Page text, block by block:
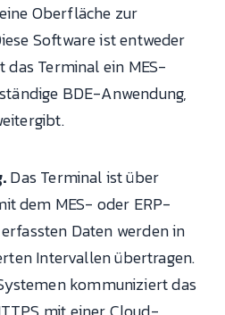
Oberfläche zur
Software ist entweder
das Terminal ein MES-
BDE-Anwendung,
Das Terminal ist über
dem MES- oder ERP-
Daten werden in
Intervallen übertragen.
kommuniziert das